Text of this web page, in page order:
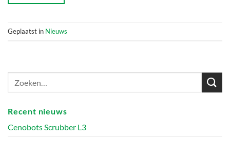
Geplaatst in Nieuws
Recent nieuws
Cenobots Scrubber L3